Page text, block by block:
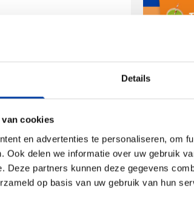
Details
cookies
en advertenties te personaliseren, om
Ook delen we informatie over uw gebruik
Deze partners kunnen deze gegevens
op basis van uw gebruik van hun